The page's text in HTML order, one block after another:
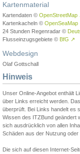
Kartenmaterial
Kartendaten © OpenStreetMap
Kartenkacheln © OpenSeaMap
24 Stunden Regenradar ©
Flusseinzugsgebiete © BfG ↗
Webdesign
Olaf Gottschall
Hinweis
Unser Online-Angebot enthält
über Links erreicht werden.
überprüft. Bei Links handelt es
Wissen des ITZBund geändert
sich ausdrücklich von allen
Schäden aus der Nutzung
Die sich auf diesen Internet-